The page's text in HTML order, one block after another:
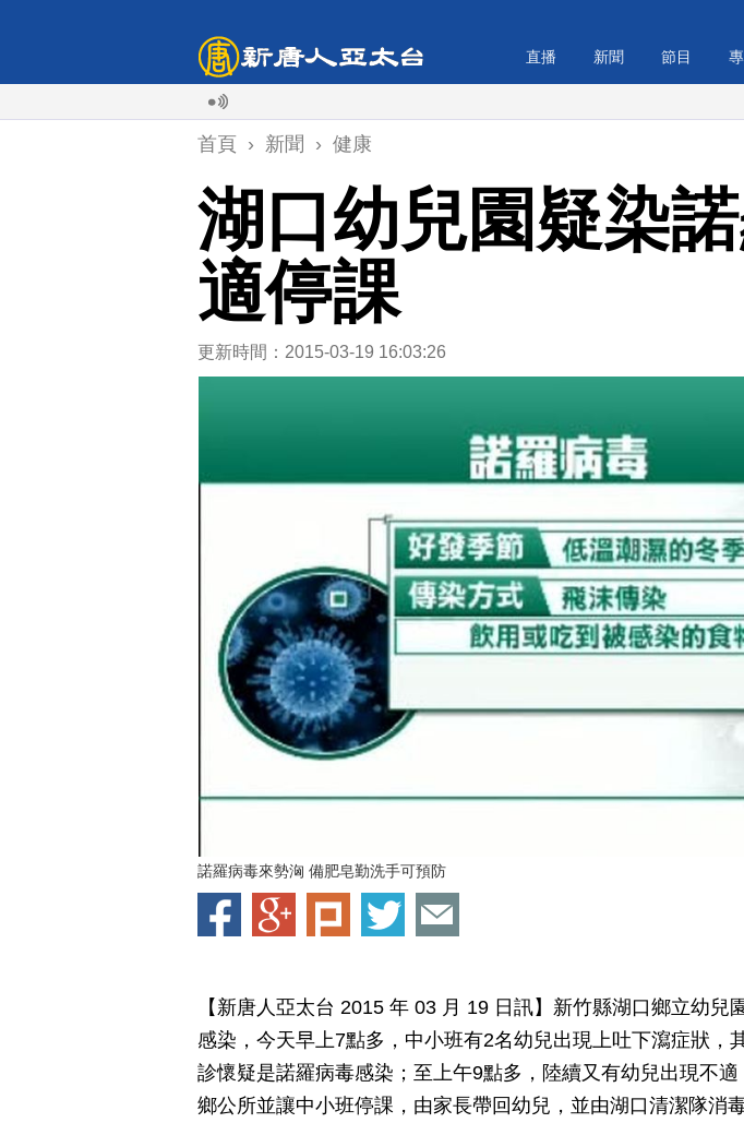
直播 新聞 節目
首頁 › 新聞 › 健康
湖口幼兒園疑染
適停課
更新時間：2015-03-19 16:03:26
諾羅病毒來勢洶 備肥皂勤洗手可預防
【新唐人亞太台 2015 年 03 月 19 日訊】新竹縣湖口鄉立幼兒
感染，今天早上7點多，中小班有2名幼兒出現上吐下瀉症狀，
診懷疑是諾羅病毒感染；至上午9點多，陸續又有幼兒出現不
鄉公所並讓中小班停課，由家長帶回幼兒，並由湖口清潔隊消毒